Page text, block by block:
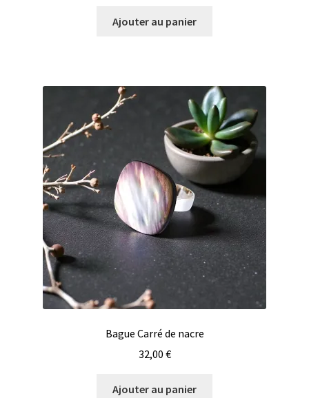
Ajouter au panier
Bague Carré de nacre
32,00 €
Ajouter au panier